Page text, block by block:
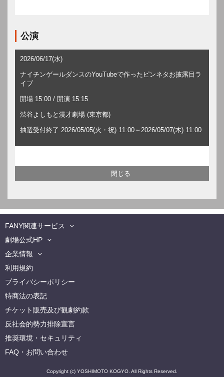
公演
2026/06/17(水)
ナイチンゲールダンスのYouTubeで作ったピンネタお披露目ラ
イブ
開場 15:00 / 開演 15:15
渋谷よしもと漫才劇場 (東京都)
抽選受付終了 2026/05/05(火・祝) 11:00～2026/05/07(木) 11:00
FANY関連サービス
劇場公式HP
企業情報
利用規約
プライバシーポリシー
特商法の表記
チケット販売及び観劇約款
反社会的勢力排除宣言
推奨環境・セキュリティ
FAQ・お問い合わせ
Copyright (c) YOSHIMOTO KOGYO. All Rights Reserved.